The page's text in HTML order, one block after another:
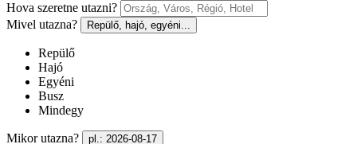
Hova szeretne utazni?
Mivel utazna?
Repülő, hajó, egyéni...
Repülő
Hajó
Egyéni
Busz
Mindegy
Mikor utazna? pl.: 2026-08-17